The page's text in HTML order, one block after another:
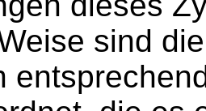
sind